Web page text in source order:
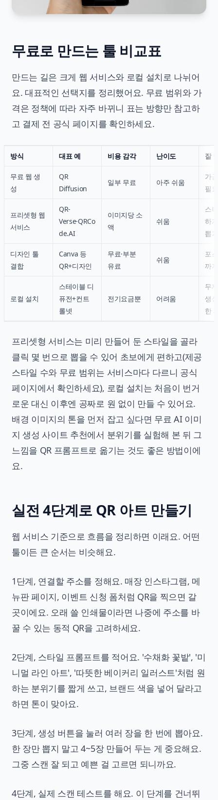
무료로 만드는 툴 비교표
만드는 길은 크게 웹 서비스와 로컬 설치로 나뉘어
요. 대표적인 선택지를 정리했어요. 무료 범위와 가
격은 정책에 따라 자주 바뀌니 표는 방향만 참고하
고 결제 전 공식 페이지를 확인하세요.
방식 대표 예 비용 감각 난이도 잘
무료 웹 생
성
QR
Diffusion
일부 무료 아주 쉬움
가
필
프리셋형 웹
서비스
QR-
Verse·QRCo
de.AI
이미지당 소
액
쉬움
스
하
뽑기
디자인 툴
결합
Canva 등
QR+디자인
무료·부분
유료
쉬움
포
까
로컬 설치
스테이블 디
퓨전+컨트
롤넷
전기요금뿐 어려움
무
생
한
프리셋형 서비스는 미리 만들어 둔 스타일을 골라
클릭 몇 번으로 뽑을 수 있어 초보에게 편하고(제공
스타일 수와 무료 범위는 서비스마다 다르니 공식
페이지에서 확인하세요), 로컬 설치는 처음이 번거
로운 대신 이후엔 공짜로 원 없이 만들 수 있어요.
배경 이미지의 톤을 먼저 잡고 싶다면 무료 AI 이미
지 생성 사이트 추천에서 분위기를 실험해 본 뒤 그
느낌을 QR 프롬프트로 옮기는 것도 좋은 방법이에
요.
실전 4단계로 QR 아트 만들기
웹 서비스 기준으로 흐름을 정리하면 이래요. 어떤
툴이든 큰 순서는 비슷해요.
1단계, 연결할 주소를 정해요. 매장 인스타그램, 메
뉴판 페이지, 이벤트 신청 폼처럼 QR을 찍으면 갈
곳이에요. 오래 쓸 인쇄물이라면 나중에 주소를 바
꿀 수 있는 동적 QR을 고려하세요.
2단계, 스타일 프롬프트를 적어요. '수채화 꽃밭', '미
니멀 라인 아트', '따뜻한 베이커리 일러스트'처럼 원
하는 분위기를 짧게 쓰고, 브랜드 색을 넣어 달라고
하면 톤이 맞아요.
3단계, 생성 버튼을 눌러 여러 장을 한 번에 뽑아요.
한 장만 뽑지 말고 4~5장 만들어 두는 게 중요해요.
그중 스캔 잘 되고 예쁜 걸 고르면 되니까요.
4단계, 실제 스캔 테스트를 해요. 이 단계를 건너뛰